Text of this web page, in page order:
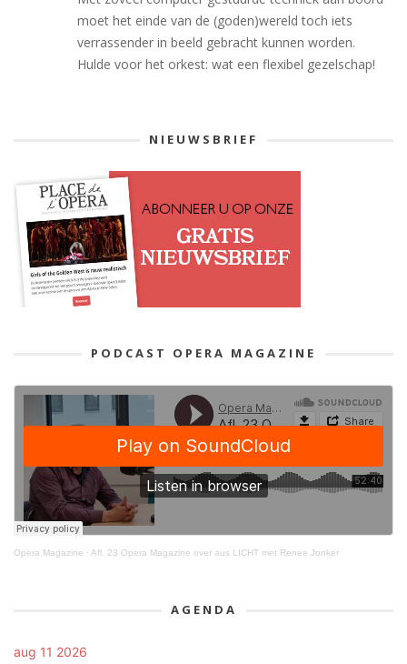
moet het einde van de (goden)wereld toch iets
verrassender in beeld gebracht kunnen worden.
Hulde voor het orkest: wat een flexibel gezelschap!
NIEUWSBRIEF
PODCAST OPERA MAGAZINE
Opera Magazine · Afl. 23 Opera Magazine over aus LICHT met Renee Jonker
AGENDA
aug 11 2026